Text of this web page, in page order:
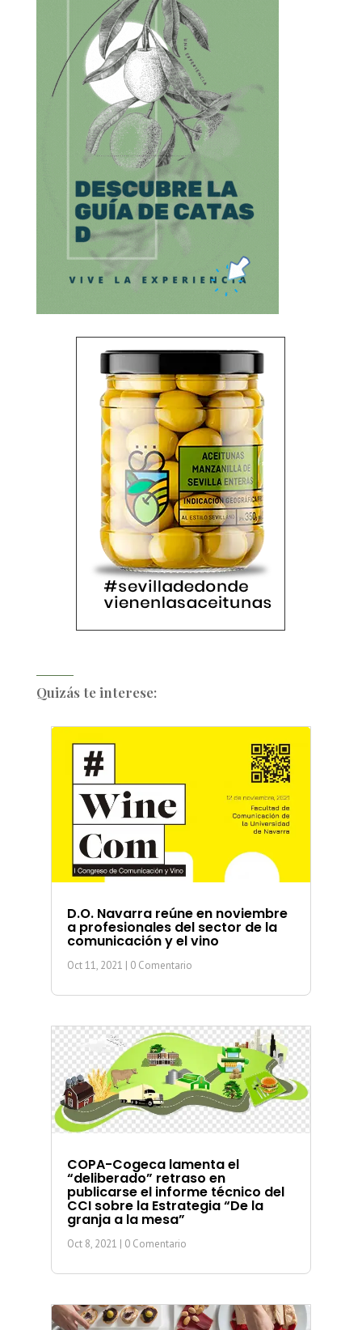
Quizás te interese:
D.O. Navarra reúne en noviembre
a profesionales del sector de la
comunicación y el vino
Oct 11, 2021 | 0 Comentario
COPA-Cogeca lamenta el
“deliberado” retraso en
publicarse el informe técnico del
CCI sobre la Estrategia “De la
granja a la mesa”
Oct 8, 2021 | 0 Comentario